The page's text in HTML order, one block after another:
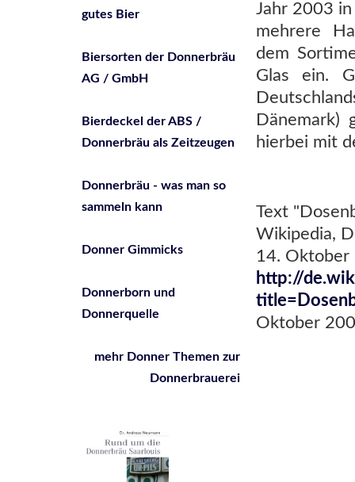
gutes Bier
Biersorten der Donnerbräu
AG / GmbH
Bierdeckel der ABS /
Donnerbräu als Zeitzeugen
Donnerbräu - was man so
sammeln kann
Donner Gimmicks
Donnerborn und
Donnerquelle
mehr Donner Themen zur
Donnerbrauerei
Jahr 2003
mehrere
dem
Glas ein.
Dänemark)
hierbei mit
Text
Wikipedia,
14. Oktober
http://
Oktober